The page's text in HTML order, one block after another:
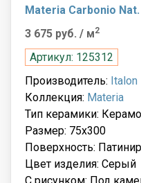
Materia Carbonio
3 675 руб. / м2
Артикул: 125312
Производитель: Italon
Коллекция: Materia
Тип керамики:
Размер: 75x300
Поверхность:
Цвет изделия: Серый
С рисунком: Под